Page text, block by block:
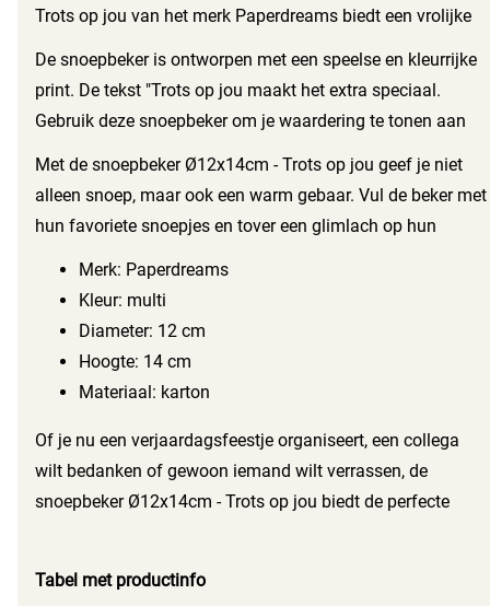
Trots op jou van het merk Paperdreams biedt een vrolijke
De snoepbeker is ontworpen met een speelse en kleurrijke
print. De tekst "Trots op jou maakt het extra speciaal.
Gebruik deze snoepbeker om je waardering te tonen aan
een speciaal iemand. Het materiaal van karton zorgt dat de
Met de snoepbeker Ø12x14cm - Trots op jou geef je niet
alleen snoep, maar ook een warm gebaar. Vul de beker met
hun favoriete snoepjes en tover een glimlach op hun
Merk: Paperdreams
Kleur: multi
Diameter: 12 cm
Hoogte: 14 cm
Materiaal: karton
Of je nu een verjaardagsfeestje organiseert, een collega
wilt bedanken of gewoon iemand wilt verrassen, de
snoepbeker Ø12x14cm - Trots op jou biedt de perfecte
een onvergetelijk cadeau.
Tabel met productinfo